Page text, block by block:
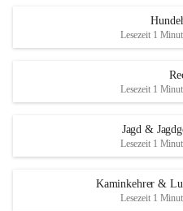
Lesezeit 1
Lesezeit 1
Jagd &
Lesezeit 1
Kaminkehrer &
Lesezeit 1